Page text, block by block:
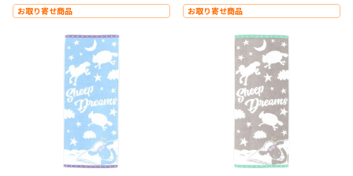
お取り寄せ商品 お取り寄せ商品